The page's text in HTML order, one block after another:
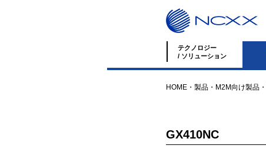
テクノロジー
/ ソリューション
HOME ・ 製品 ・ M2M向け製品 ・
GX410NC